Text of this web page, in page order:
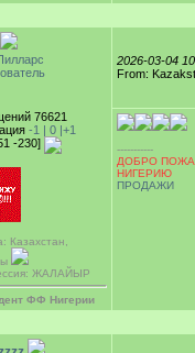
76621
-1 | 0 |+1
-230]
Казахстан,
ЖАЛАЙЫР
ФФ Нигерии
2026-03-04
From:
-----------
ДОБРО
НИГЕРИЮ
ПРОДАЖИ